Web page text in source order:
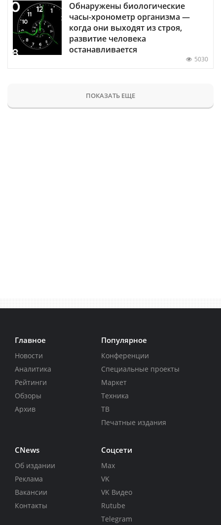
Обнаружены биологические
часы-хронометр организма —
когда они выходят из строя,
развитие человека
останавливается
5030
ПОКАЗАТЬ ЕЩЕ
Главное
Новости
Аналитика
Рейтинги
Обзоры
Архив
Популярное
Конференции
Специальные проекты
Маркет
Техника
ТВ
Печатные издания
CNews
Об издании
Реклама
Вакансии
Контакты
Соцсети
Max
VK
VK Видео
Rutube
Telegram